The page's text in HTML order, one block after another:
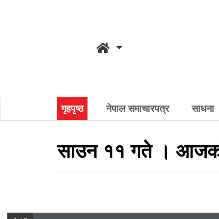
गृहपृष्ठ नेपाल समाचारपत्र साधना
साउन ११ गते ।